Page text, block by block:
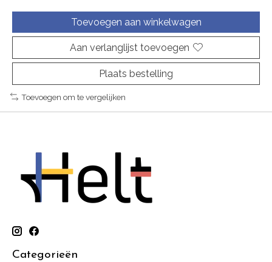
Toevoegen aan winkelwagen
Aan verlanglijst toevoegen
Plaats bestelling
Toevoegen om te vergelijken
Categorieën